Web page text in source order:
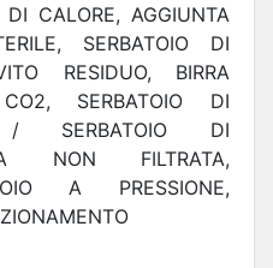
DI CALORE, AGGIUNTA
SERBATOIO DI
RESIDUO, BIRRA
SERBATOIO DI
/ SERBATOIO DI
NON FILTRATA,
A PRESSIONE,